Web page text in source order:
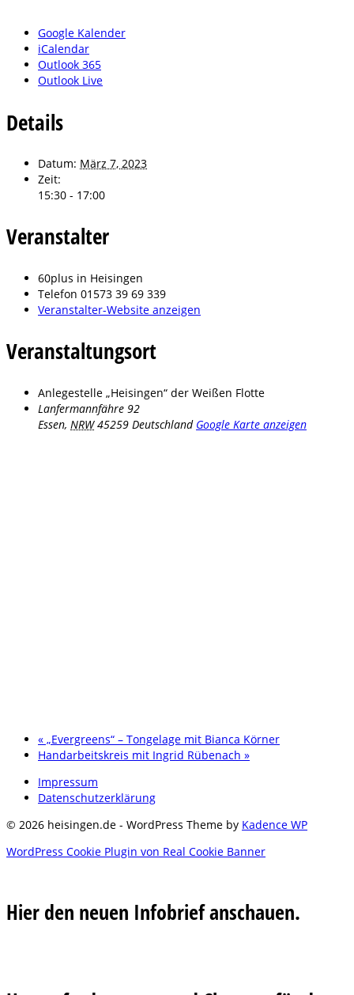
Google Kalender
iCalendar
Outlook 365
Outlook Live
Details
Datum: März 7, 2023
Zeit:
15:30 - 17:00
Veranstalter
60plus in Heisingen
Telefon 01573 39 69 339
Veranstalter-Website anzeigen
Veranstaltungsort
Anlegestelle „Heisingen“ der Weißen Flotte
Lanfermannfähre 92
Essen, NRW 45259 Deutschland Google Karte anzeigen
« „Evergreens“ – Tongelage mit Bianca Körner
Handarbeitskreis mit Ingrid Rübenach »
Impressum
Datenschutzerklärung
© 2026 heisingen.de - WordPress Theme by Kadence WP
WordPress Cookie Plugin von Real Cookie Banner
Hier den neuen Infobrief anschauen.